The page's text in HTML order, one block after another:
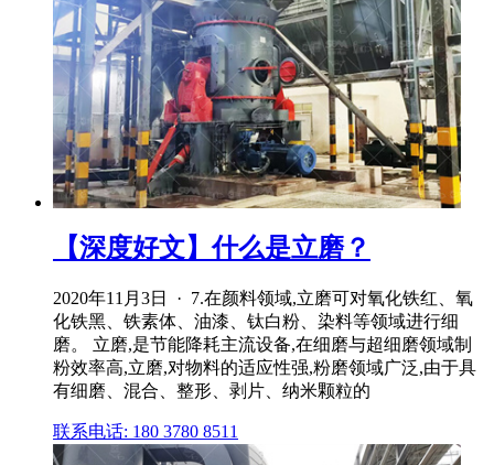
【深度好文】什么是立磨？
2020年11月3日 · 7.在颜料领域,立磨可对氧化铁红、氧
化铁黑、铁素体、油漆、钛白粉、染料等领域进行细
磨。 立磨,是节能降耗主流设备,在细磨与超细磨领域制
粉效率高,立磨,对物料的适应性强,粉磨领域广泛,由于具
有细磨、混合、整形、剥片、纳米颗粒的
联系电话: 180 3780 8511